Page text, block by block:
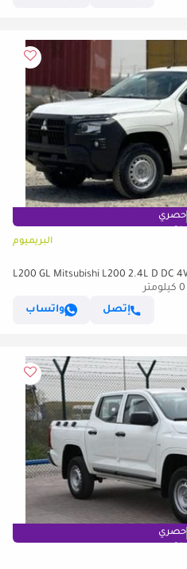
حصري
البريميوم
0 كيلومتر
إتصل
واتساب
حصري